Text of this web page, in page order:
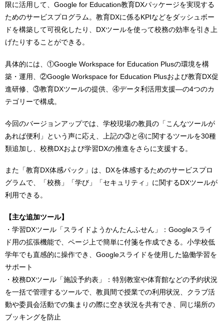
限に活用して、Google for Education教育DXパッケージを実現する
ためのサービスプログラム。教育DXに係るKPIなどをダッシュボー
ドを構築して可視化したり、DXツールを使って校務の効率を引き上
げたりすることができる。
具体的には、①Google Workspace for Education Plusの環境を構
築・運用、②Google Workspace for Education Plusおよび教育DX促
進研修、③教育DXツールの提供、④データ利活用支援―の4つのカ
テゴリーで構成。
今回のバージョンアップでは、学校現場の教員の「こんなツールが
あれば便利」という声に応え、上記の③と④に関するツールを30種
類追加し、校務DXおよび学習DXの推進をさらに支援する。
また「教育DX体感パック」は、DXを体感するためのサービスプロ
グラムで、「校務」「学び」「セキュリティ」に関するDXツールが
利用できる。
【主な追加ツール】
・学習DXツール「スライドようかんたんふせん」：Googleスライ
ド用の拡張機能で、ページ上で簡単に付箋を作成できる。小学校低
学年でも直感的に操作でき、Googleスライドを使用した協働学習を
サポート
・校務DXツール「施設予約表」：特別教室や体育館などの予約状況
を一括で管理するツールで、教員間で授業での利用状況、クラブ活
動や委員会活動での集まりの際に空き状況を共有でき、同じ場所の
ブッキングを防止